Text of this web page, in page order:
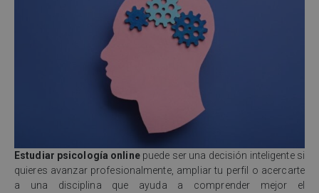
Estudiar psicología onlinepuede ser una decisión inteligente si
quieres avanzar profesionalmente, ampliar tu perfil o acercarte
a una disciplina que ayuda a comprender mejor el